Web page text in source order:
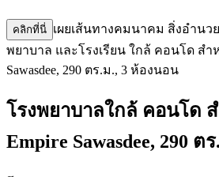
คลิกที่นี่ เผยเส้นทางคมนาคม สิ่งอำนว
พยาบาล และโรงเรียน ใกล้ คอนโด สำห
Sawasdee, 290 ตร.ม., 3 ห้องนอน
โรงพยาบาลใกล้ คอนโด
Empire Sawasdee, 290